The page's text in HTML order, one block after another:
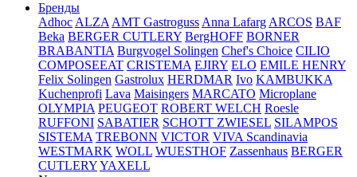
Бренды
Adhoc ALZA AMT Gastroguss Anna Lafarg ARCOS BAF
Beka BERGER CUTLERY BergHOFF BORNER
BRABANTIA Burgvogel Solingen Chef's Choice CILIO
COMPOSEEAT CRISTEMA EJIRY ELO EMILE HENRY
Felix Solingen Gastrolux HERDMAR Ivo KAMBUKKA
Kuchenprofi Lava Maisingers MARCATO Microplane
OLYMPIA PEUGEOT ROBERT WELCH Roesle
RUFFONI SABATIER SCHOTT ZWIESEL SILAMPOS
SISTEMA TREBONN VICTOR VIVA Scandinavia
WESTMARK WOLL WUESTHOF Zassenhaus BERGER
CUTLERYYAXELL